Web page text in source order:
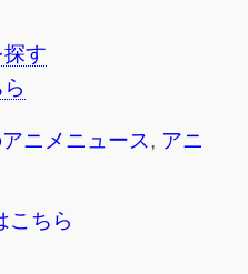
す
ニメニュース, アニ
こちら